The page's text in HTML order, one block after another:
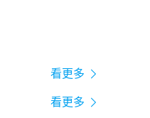
看更多
看更多